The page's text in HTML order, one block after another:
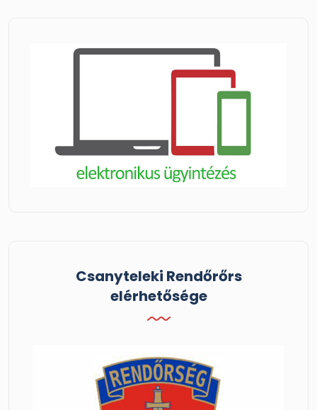
Csanyteleki Rendőrőrs
elérhetősége